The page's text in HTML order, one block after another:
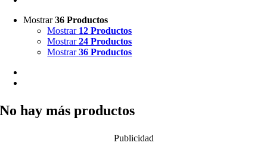
Mostrar36 Productos
Mostrar 12 Productos
Mostrar24 Productos
Mostrar36 Productos
No hay más productos
Publicidad